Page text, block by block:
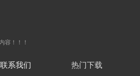
容！！！
联系我们 热门下载